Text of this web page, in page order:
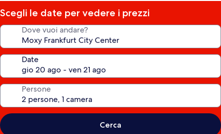
Scegli le date per vedere i prezzi
Dove vuoi andare?
Date
Persone
Cerca